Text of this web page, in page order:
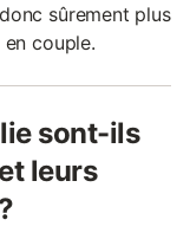
sûrement plus
couple.
sont-ils
leurs